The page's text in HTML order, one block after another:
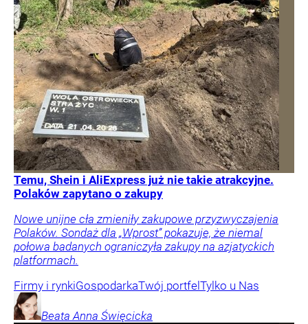
Temu, Shein i AliExpress już nie takie atrakcyjne.
Polaków zapytano o zakupy
Nowe unijne cła zmieniły zakupowe przyzwyczajenia
Polaków. Sondaż dla „Wprost” pokazuje, że niemal
połowa badanych ograniczyła zakupy na azjatyckich
platformach.
Firmy i rynkiGospodarkaTwój portfel Tylko u Nas
Beata Anna Święcicka